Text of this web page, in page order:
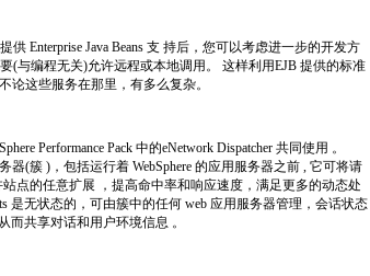
Enterprise Java Beans 支 持后，您可以考虑进一步的开发方
(与编程无关)允许远程或本地调用。 这样利用EJB 提供的标准
论这些服务在那里，有多么复杂。
Performance Pack 中的eNetwork Dispatcher 共同使用 。
器(簇 )，包括运行着 WebSphere 的应用服务器之前 , 它可将请
点的任意扩展 ，提高命中率和响应速度，满足更多的动态处
是无状态的，可由簇中的任何 web 应用服务器管理，会话状态
而共享对话和用户环境信息 。